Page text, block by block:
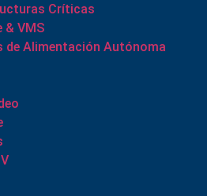
Críticas
& VMS
de Alimentación Autónoma